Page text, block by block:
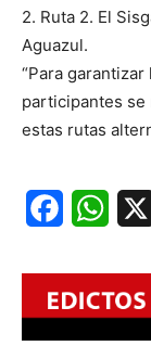
2. Ruta 2. El
Aguazul.
“Para
participantes
estas rutas